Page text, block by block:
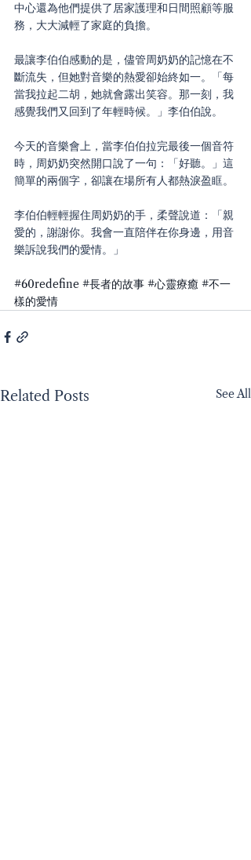
中心還為他們提供了居家護理和日間照顧等服
務，大大減輕了家庭的負擔。
最讓李伯伯感動的是，儘管周奶奶的記憶在不
斷流失，但她對音樂的熱愛卻始終如一。「每
當我拉起二胡，她就會露出笑容。那一刻，我
感覺我們又回到了年輕時候。」李伯伯說。
今天的音樂會上，當李伯伯拉完最後一個音符
時，周奶奶突然開口說了一句：「好聽。」這
簡單的兩個字，卻讓在場所有人都熱淚盈眶。
李伯伯輕輕握住周奶奶的手，柔聲說道：「親
愛的，謝謝你。我會一直陪伴在你身邊，用音
樂訴說我們的愛情。」
#60redefine #長者的故事 #心靈療癒 #不一
樣的愛情
Related Posts See All